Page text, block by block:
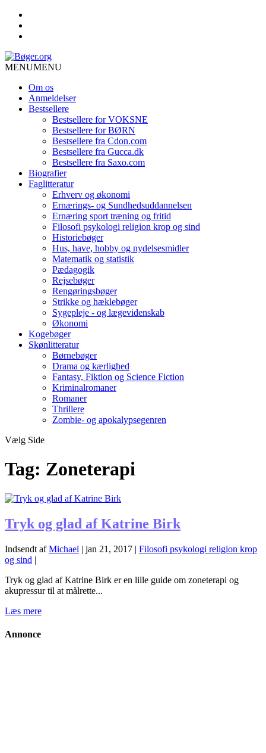
MENUMENU
Om os
Anmeldelser
Bestsellere
Bestsellere for VOKSNE
Bestsellere for BØRN
Bestsellere fra Cdon.com
Bestsellere fra Gucca.dk
Bestsellere fra Saxo.com
Biografier
Faglitteratur
Erhverv og økonomi
Ernærings- og Sundhedsuddannelsen
Ernæring sport træning og fritid
Filosofi psykologi religion krop og sind
Historiebøger
Hus, have, hobby og nydelsesmidler
Matematik og statistik
Pædagogik
Rejsebøger
Rengøringsbøger
Strikke og hæklebøger
Sygepleje - og lægevidenskab
Økonomi
Kogebøger
Skønlitteratur
Børnebøger
Drama og kærlighed
Fantasy, Fiktion og Science Fiction
Kriminalromaner
Romaner
Thrillere
Zombie- og apokalypsegenren
Vælg Side
Tag: Zoneterapi
Tryk og glad af Katrine Birk
Indsendt afMichael | jan 21, 2017 | Filosofi psykologi religion krop
og sind |
Tryk og glad af Katrine Birk er en lille guide om zoneterapi og
akupressur til at målrette...
Læs mere
Annonce